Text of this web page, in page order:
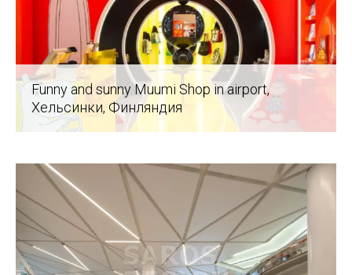
Funny and sunny Muumi Shop in airport,
Хельсинки, Финляндия